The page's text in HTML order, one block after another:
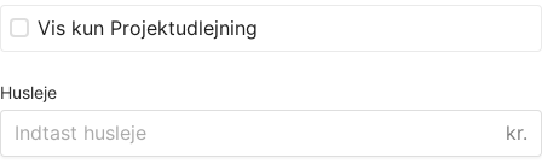
Vis kun Projektudlejning
Husleje
kr.